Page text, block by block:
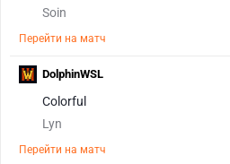
Soin
Перейти на матч
Colorful
Lyn
Перейти на матч
DolphinWSL